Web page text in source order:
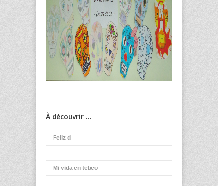
À découvrir ...
Feliz d
Mi vida en tebeo